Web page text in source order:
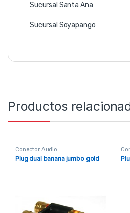
Sucursal Santa Ana
Sucursal Soyapango
Productos
Conector Audio
Plug dual banana jumbo gold